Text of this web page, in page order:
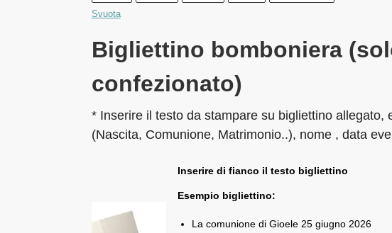
Svuota
Bigliettino bomboniera
confezionato)
* Inserire il testo da stampare su bigliettino allegato,
(Nascita, Comunione, Matrimonio..), nome , data
Inserire di fianco il testo bigliettino
Esempio bigliettino:
La comunione di Gioele 25 giugno 2026